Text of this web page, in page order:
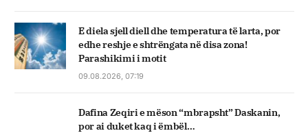
E diela sjell diell dhe temperatura të larta, por
edhe reshje e shtrëngata në disa zona!
Parashikimi i motit
09.08.2026, 07:19
Dafina Zeqiri e mëson “mbrapsht” Daskanin,
por ai duket kaq i ëmbël…